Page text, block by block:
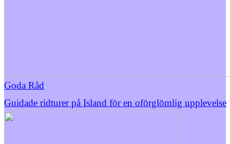
Goda Råd
Guidade ridturer på Island för en oförglömlig upplevelse